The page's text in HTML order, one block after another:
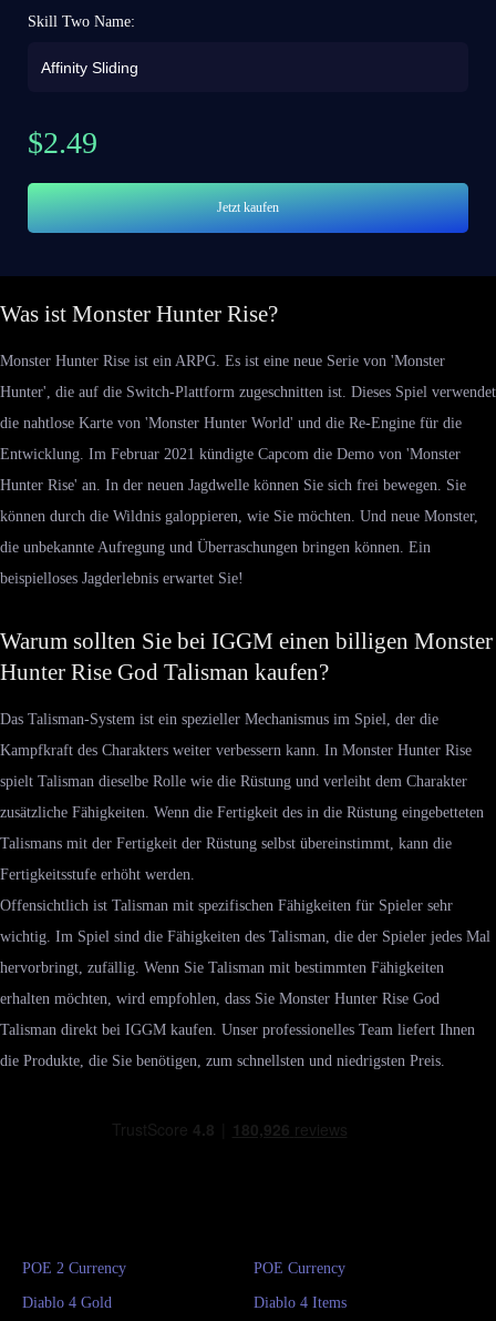
Was ist Monster Hunter Rise?
Monster Hunter Rise ist ein ARPG. Es ist eine neue Serie von 'Monster
Hunter', die auf die Switch-Plattform zugeschnitten ist. Dieses Spiel verwendet
die nahtlose Karte von 'Monster Hunter World' und die Re-Engine für die
Entwicklung. Im Februar 2021 kündigte Capcom die Demo von 'Monster
Hunter Rise' an. In der neuen Jagdwelle können Sie sich frei bewegen. Sie
können durch die Wildnis galoppieren, wie Sie möchten. Und neue Monster,
die unbekannte Aufregung und Überraschungen bringen können. Ein
beispielloses Jagderlebnis erwartet Sie!
Warum sollten Sie bei IGGM einen billigen Monster
Hunter Rise God Talisman kaufen?
Das Talisman-System ist ein spezieller Mechanismus im Spiel, der die
Kampfkraft des Charakters weiter verbessern kann. In Monster Hunter Rise
spielt Talisman dieselbe Rolle wie die Rüstung und verleiht dem Charakter
zusätzliche Fähigkeiten. Wenn die Fertigkeit des in die Rüstung eingebetteten
Talismans mit der Fertigkeit der Rüstung selbst übereinstimmt, kann die
Fertigkeitsstufe erhöht werden.
Offensichtlich ist Talisman mit spezifischen Fähigkeiten für Spieler sehr
wichtig. Im Spiel sind die Fähigkeiten des Talisman, die der Spieler jedes Mal
hervorbringt, zufällig. Wenn Sie Talisman mit bestimmten Fähigkeiten
erhalten möchten, wird empfohlen, dass Sie Monster Hunter Rise God
Talisman direkt bei IGGM kaufen. Unser professionelles Team liefert Ihnen
die Produkte, die Sie benötigen, zum schnellsten und niedrigsten Preis.
Skill Two Name:
$2.49
Jetzt kaufen
POE 2 Currency POE Currency
Diablo 4 Gold Diablo 4 Items